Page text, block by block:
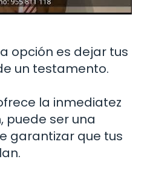
opción es dejar tus
un testamento.
la inmediatez
puede ser una
garantizar que tus